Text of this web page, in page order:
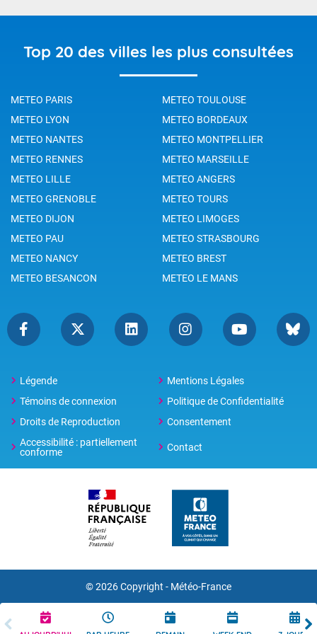
Top 20 des villes les plus consultées
METEO PARIS
METEO TOULOUSE
METEO LYON
METEO BORDEAUX
METEO NANTES
METEO MONTPELLIER
METEO RENNES
METEO MARSEILLE
METEO LILLE
METEO ANGERS
METEO GRENOBLE
METEO TOURS
METEO DIJON
METEO LIMOGES
METEO PAU
METEO STRASBOURG
METEO NANCY
METEO BREST
METEO BESANCON
METEO LE MANS
Légende
Mentions Légales
Témoins de connexion
Politique de Confidentialité
Droits de Reproduction
Consentement
Accessibilité : partiellement
conforme
Contact
© 2026 Copyright - Météo-France